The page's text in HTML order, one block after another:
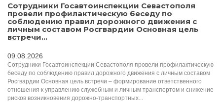
Сотрудники Госавтоинспекции Севастополя
провели профилактическую беседу по
соблюдению правил дорожного движения с
личным составом Росгвардии Основная цель
встречи...
09.08.2026
Сотрудники Госавтоинспекции Севастополя провели профилактическую
беседу по соблюдению правил дорожного движения с личным составом
Росгвардии Основная цель встречи – формирование ответственного
отношения к управлению служебным и личным транспортом и снижение
рисков возникновения дорожно-транспортных...